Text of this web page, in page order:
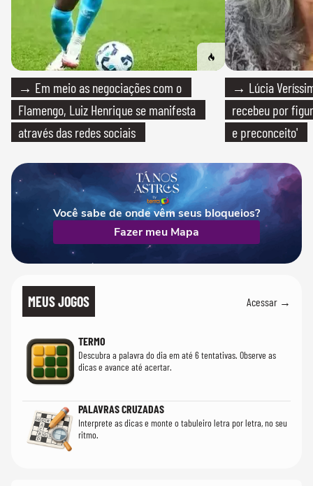
→ Em meio as negociações com o
Flamengo, Luiz Henrique se manifesta
através das redes sociais
→ Lúcia
recebeu por
e preconceito'
Você sabe de onde vêm seus bloqueios?
Fazer meu Mapa
MEUS JOGOS Acessar →
TERMO
Descubra a palavra do dia em até 6 tentativas. Observe as
dicas e avance até acertar.
PALAVRAS CRUZADAS
Interprete as dicas e monte o tabuleiro letra por letra, no seu
ritmo.